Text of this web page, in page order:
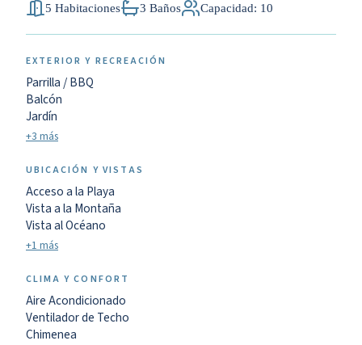
5 Habitaciones 3 Baños Capacidad: 10
EXTERIOR Y RECREACIÓN
Parrilla / BBQ
Balcón
Jardín
+3 más
UBICACIÓN Y VISTAS
Acceso a la Playa
Vista a la Montaña
Vista al Océano
+1 más
CLIMA Y CONFORT
Aire Acondicionado
Ventilador de Techo
Chimenea